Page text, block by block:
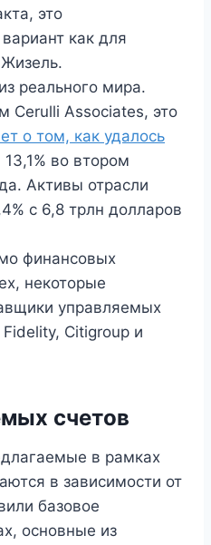
это
как для
реального мира.
Cerulli Associates, это
о том, как удалось
во втором
Активы отрасли
с 6,8 трлн долларов
финансовых
некоторые
управляемых
Citigroup и
счетов
в рамках
в зависимости от
базовое
основные из